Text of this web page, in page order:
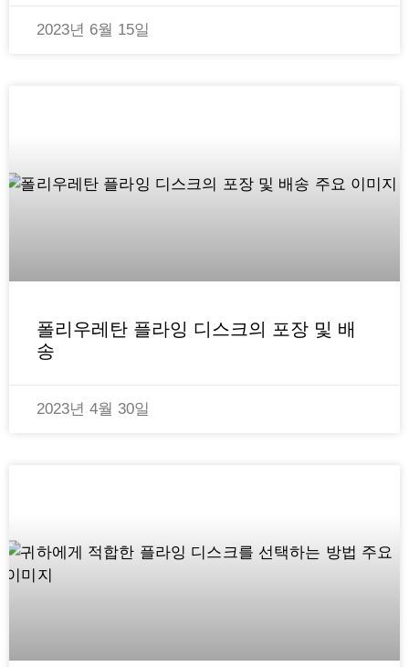
2023년 6월 15일
폴리우레탄 플라잉 디스크의 포장 및 배
송
2023년 4월 30일